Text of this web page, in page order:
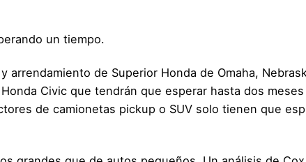
un tiempo.
de Superior Honda de Omaha,
Civic que tendrán que esperar hasta dos
de camionetas pickup o SUV solo tienen que